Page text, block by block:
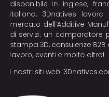
disponibile in inglese,
italiano. 3Dnatives
mercato dell’Additive
di servizi: un comparatore
stampa 3D, consulenze
lavoro, eventi e molto altro!
I nostri siti web: